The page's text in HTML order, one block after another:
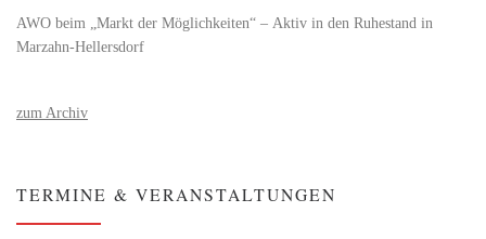
AWO beim „Markt der Möglichkeiten“ – Aktiv in den Ruhestand in
Marzahn-Hellersdorf
zum Archiv
TERMINE & VERANSTALTUNGEN